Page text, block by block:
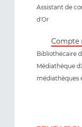
Assistant de
d'Or
Compte
Bibliothécaire
Médiathèque
médiathèques